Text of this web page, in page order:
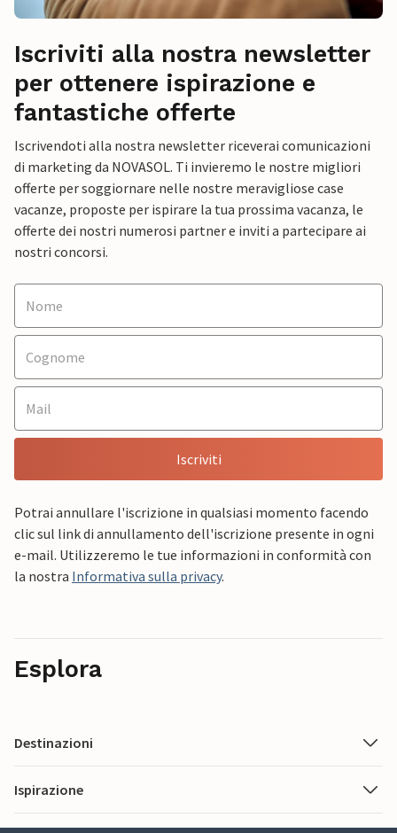
Iscriviti alla nostra newsletter
per ottenere ispirazione e
fantastiche offerte
Iscrivendoti alla nostra newsletter riceverai comunicazioni
di marketing da NOVASOL. Ti invieremo le nostre migliori
offerte per soggiornare nelle nostre meravigliose case
vacanze, proposte per ispirare la tua prossima vacanza, le
offerte dei nostri numerosi partner e inviti a partecipare ai
nostri concorsi.
Iscriviti
Potrai annullare l'iscrizione in qualsiasi momento facendo
clic sul link di annullamento dell'iscrizione presente in ogni
e-mail. Utilizzeremo le tue informazioni in conformità con
la nostra Informativa sulla privacy.
Esplora
Destinazioni
Ispirazione